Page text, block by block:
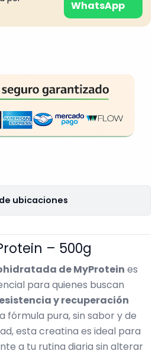
WhatsApp
ubicaciones
– 500g
de MyProtein es
para quienes buscan
y recuperación
fórmula pura, sin sabor y de
esta creatina es ideal para
a tu rutina diaria sin alterar